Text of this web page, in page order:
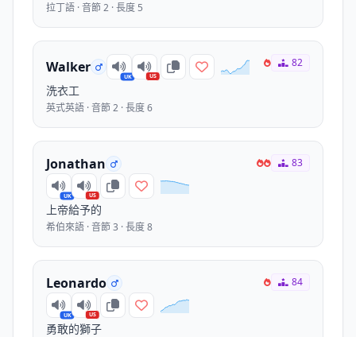
拉丁語 · 音節 2 · 長度 5
Walker
UK US
洗衣工
英式英語 · 音節 2 · 長度 6
82
Jonathan
UK US
上帝給予的
希伯來語 · 音節 3 · 長度 8
83
Leonardo
UK US
勇敢的獅子
84